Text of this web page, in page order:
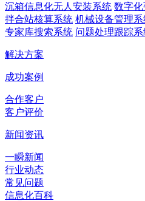
沉箱信息化无人安装系统 数字
拌合站核算系统 机械设备管理系
专家库搜索系统 问题处理跟踪系
解决方案
成功案例
合作客户
客户评价
新闻资讯
一瞬新闻
行业动态
常见问题
信息化百科